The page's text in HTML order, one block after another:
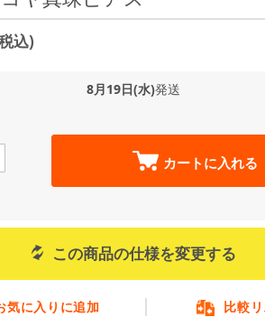
込)
8月19日(水)発送
カートに入れる
この商品の仕様を変更する
気に入りに追加 比較